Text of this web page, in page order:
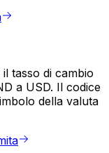
tasso di cambio
a USD. Il codice
della valuta